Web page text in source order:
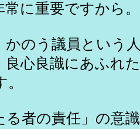
重要ですから
のう議員という
良心良識にあふれ
者の責任」の意